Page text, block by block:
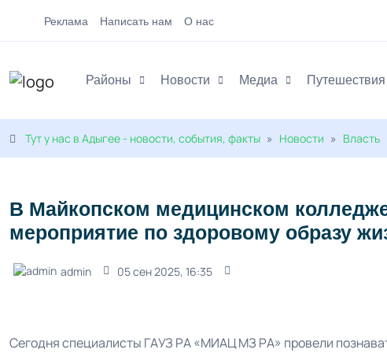
Реклама Написать нам О нас
Районы Новости Медиа Путешествия
Тут у нас в Адыгее - новости, события, факты » Новости » Власть
В Майкопском медицинском
мероприятие по здоровому образу
admin 05 сен 2025, 16:35
Сегодня специалисты ГАУЗ РА «МИАЦ МЗ РА» провели